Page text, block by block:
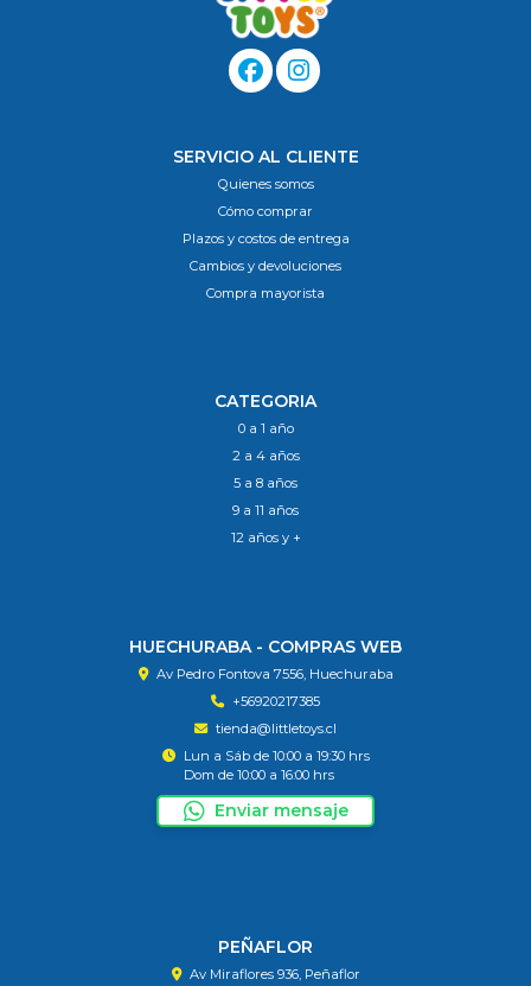
SERVICIO AL CLIENTE
Quienes somos
Cómo comprar
Plazos y costos de entrega
Cambios y devoluciones
Compra mayorista
CATEGORIA
0 a 1 año
2 a 4 años
5 a 8 años
9 a 11 años
12 años y +
HUECHURABA - COMPRAS WEB
Av Pedro Fontova 7556, Huechuraba
+56920217385
tienda@littletoys.cl
Lun a Sáb de 10:00 a 19:30 hrs
Dom de 10:00 a 16:00 hrs
Enviar mensaje
PEÑAFLOR
Av Miraflores 936, Peñaflor